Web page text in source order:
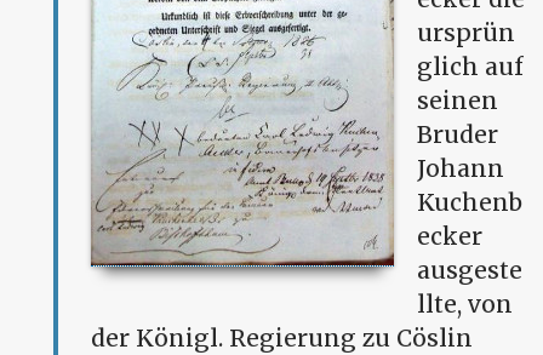
ursprün
glich auf
seinen
Bruder
Johann
Kuchenb
ecker
ausgeste
llte, von
der Königl. Regierung zu Cöslin